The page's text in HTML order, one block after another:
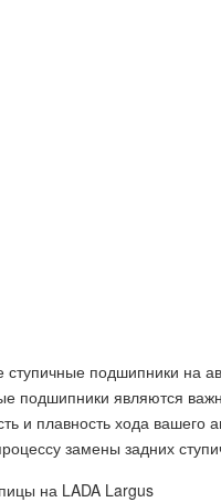
подшипники на
подшипники являются
и плавность хода
замены задних
на LADA Largus